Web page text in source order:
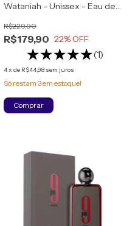
Wataniah - Unissex - Eau de
R$179,90
R$229,90
22% OFF
(1)
4x de R$44,98 sem juros
Só restam 3em estoque!